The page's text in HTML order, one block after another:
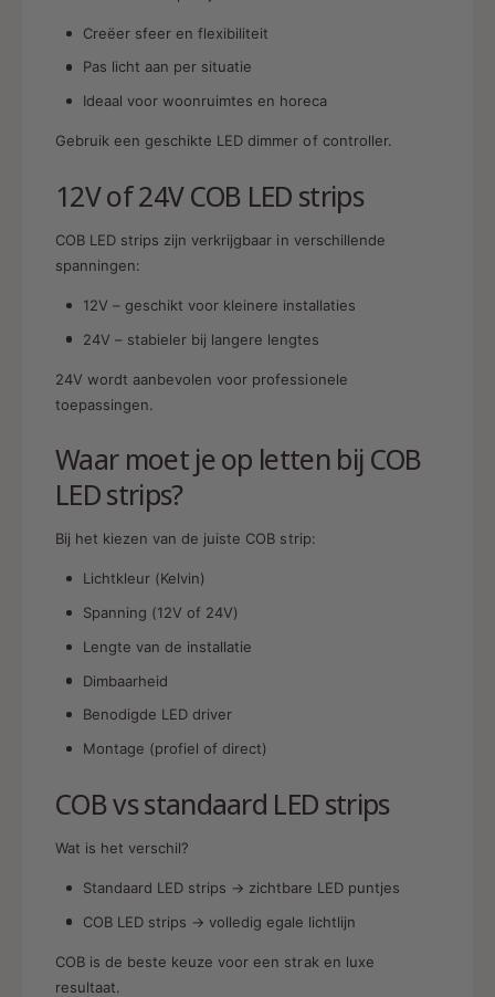
Creëer sfeer en flexibiliteit
Pas licht aan per situatie
Ideaal voor woonruimtes en horeca
Gebruik een geschikte LED dimmer of controller.
12V of 24V COB LED strips
COB LED strips zijn verkrijgbaar in verschillende
spanningen:
12V – geschikt voor kleinere installaties
24V – stabieler bij langere lengtes
24V wordt aanbevolen voor professionele
toepassingen.
Waar moet je op letten bij COB
LED strips?
Bij het kiezen van de juiste COB strip:
Lichtkleur (Kelvin)
Spanning (12V of 24V)
Lengte van de installatie
Dimbaarheid
Benodigde LED driver
Montage (profiel of direct)
COB vs standaard LED strips
Wat is het verschil?
Standaard LED strips → zichtbare LED puntjes
COB LED strips → volledig egale lichtlijn
COB is de beste keuze voor een strak en luxe
resultaat.